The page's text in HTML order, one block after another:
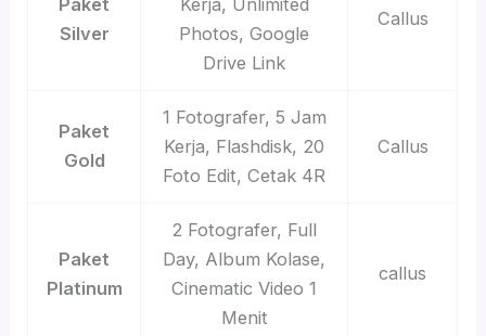
Paket
Silver
Kerja, Unlimited
Photos, Google
Drive Link
Callus
Paket
Gold
1 Fotografer, 5 Jam
Kerja, Flashdisk, 20
Foto Edit, Cetak 4R
Callus
Paket
Platinum
2 Fotografer, Full
Day, Album Kolase,
Cinematic Video 1
Menit
callus